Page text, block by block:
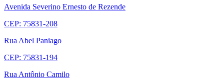
Avenida Severino Ernesto de Rezende
CEP: 75831-208
Rua Abel Paniago
CEP: 75831-194
Rua Antônio Camilo